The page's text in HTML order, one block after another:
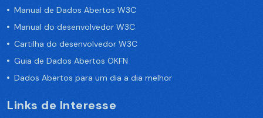
Manual de Dados Abertos W3C
Manual do desenvolvedor W3C
Cartilha do desenvolvedor W3C
Guia de Dados Abertos OKFN
Dados Abertos para um dia a dia melhor
Links de Interesse